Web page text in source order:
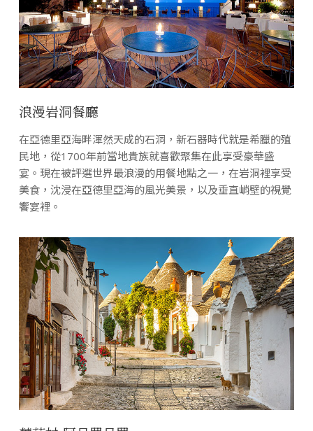
浪漫岩洞餐廳
在亞德里亞海畔渾然天成的石洞，新石器時代就是希臘的殖
民地，從1700年前當地貴族就喜歡聚集在此享受豪華盛
宴。現在被評選世界最浪漫的用餐地點之一，在岩洞裡享受
美食，沈浸在亞德里亞海的風光美景，以及垂直峭壁的視覺
饗宴裡。